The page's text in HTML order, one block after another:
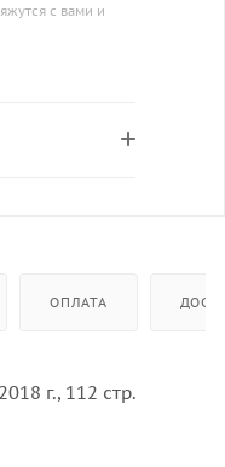
с вами и
ОПЛАТА
г., 112 стр.